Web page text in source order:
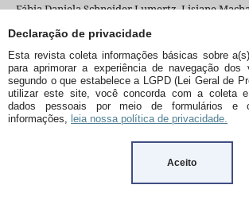
Declaração de privacidade
Esta revista coleta informações básicas sobre
para aprimorar a experiência de navegação dos
segundo o que estabelece a LGPD (Lei Geral de
utilizar este site, você concorda com a coleta
dados pessoais por meio de formulários e
informações, leia nossa política de privacidade.
Aceito
Fábia Daniela Schneider Lumertz, Lisiane
e20524
PDF/A PDF/A (ENGLISH)
Judicialização e déficit de vagas em
educação (2014-2024)
un análisis de la producción académica en